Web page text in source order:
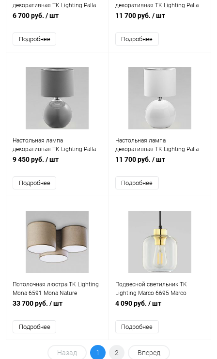
декоративная TK Lighting Palla
5079 Palla
6 700 руб. / шт
Подробнее
декоративная TK Lighting Palla
5068 Palla
11 700 руб. / шт
Подробнее
Настольная лампа
декоративная TK Lighting Palla
5087 Palla
9 450 руб. / шт
Подробнее
Настольная лампа
декоративная TK Lighting Palla
5066 Palla
11 700 руб. / шт
Подробнее
Потолочная люстра TK Lighting
Mona 6591 Mona Nature
33 700 руб. / шт
Подробнее
Подвесной светильник TK
Lighting Marco 6695 Marco
4 090 руб. / шт
Подробнее
Назад 1 2 Вперед